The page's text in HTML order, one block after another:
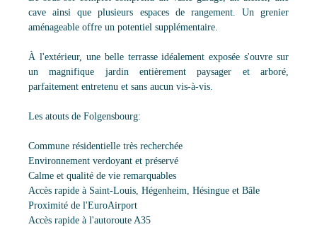
cave ainsi que plusieurs espaces de rangement. Un grenier
aménageable offre un potentiel supplémentaire.
À l'extérieur, une belle terrasse idéalement exposée s'ouvre sur
un magnifique jardin entièrement paysager et arboré,
parfaitement entretenu et sans aucun vis-à-vis.
Les atouts de Folgensbourg:
Commune résidentielle très recherchée
Environnement verdoyant et préservé
Calme et qualité de vie remarquables
Accès rapide à Saint-Louis, Hégenheim, Hésingue et Bâle
Proximité de l'EuroAirport
Accès rapide à l'autoroute A35